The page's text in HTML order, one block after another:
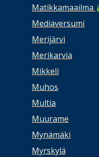
Matikkamaailma
Mediaversumi
Merijärvi
Merikarvia
Mikkeli
Muhos
Multia
Muurame
Mynämäki
Myrskylä